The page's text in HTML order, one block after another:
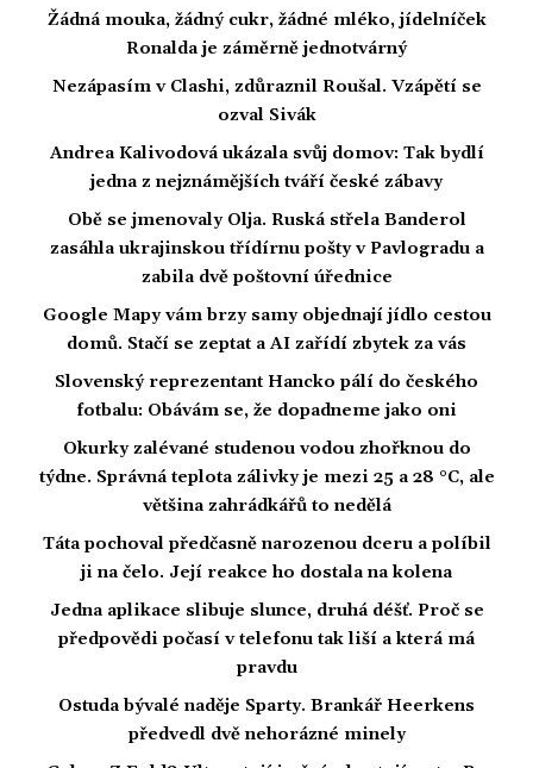
Žádná mouka, žádný cukr, žádné mléko, jídelníček
Ronalda je záměrně jednotvárný
Nezápasím v Clashi, zdůraznil Roušal. Vzápětí se
ozval Sivák
Andrea Kalivodová ukázala svůj domov: Tak bydlí
jedna z nejznámějších tváří české zábavy
Obě se jmenovaly Olja. Ruská střela Banderol
zasáhla ukrajinskou třídírnu pošty v Pavlogradu a
zabila dvě poštovní úřednice
Google Mapy vám brzy samy objednají jídlo cestou
domů. Stačí se zeptat a AI zařídí zbytek za vás
Slovenský reprezentant Hancko pálí do českého
fotbalu: Obávám se, že dopadneme jako oni
Okurky zalévané studenou vodou zhořknou do
týdne. Správná teplota zálivky je mezi 25 a 28 °C, ale
většina zahrádkářů to nedělá
Táta pochoval předčasně narozenou dceru a políbil
ji na čelo. Její reakce ho dostala na kolena
Jedna aplikace slibuje slunce, druhá déšť. Proč se
předpovědi počasí v telefonu tak liší a která má
pravdu
Ostuda bývalé naděje Sparty. Brankář Heerkens
předvedl dvě nehorázné minely